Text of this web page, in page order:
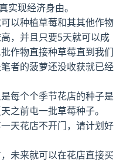
现经济身由。
以种植草莓和其其他作物
，并且只要5天就可以成
作物直接种草莓直到我们
者的菠萝还没收获就已经
每个个季节花店的种子是
之前屯一批草莓种子。
天花店不开门，请计划好
未来就可以在花店直接买